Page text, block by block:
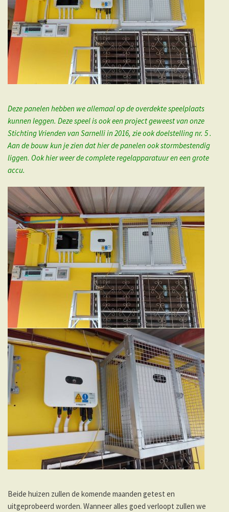
Deze panelen hebben we allemaal op de overdekte speelplaats
kunnen leggen. Deze speel is ook een project geweest van onze
Stichting Vrienden van Sarnelli in 2016, zie ook doelstelling nr. 5 .
Aan de bouw kun je zien dat hier de panelen ook stormbestendig
liggen. Ook hier weer de complete regelapparatuur en een grote
accu.
Beide huizen zullen de komende maanden getest en
uitgeprobeerd worden. Wanneer alles goed verloopt zullen we